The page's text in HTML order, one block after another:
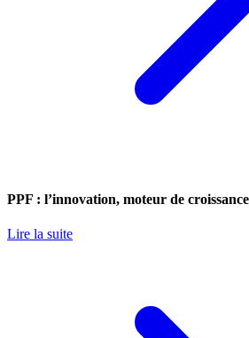
PPF : l’innovation, moteur de
Lire la suite